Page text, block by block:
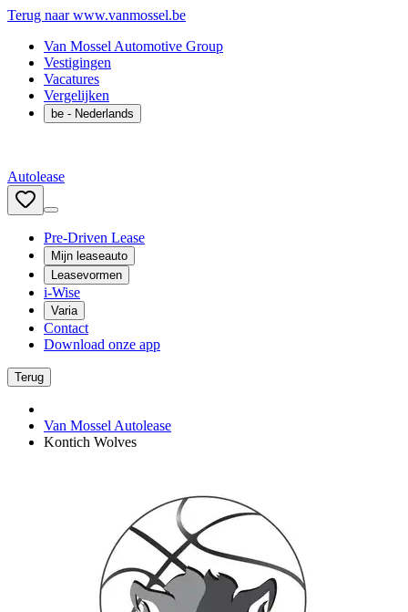
Terug naar www.vanmossel.be
Van Mossel Automotive Group
Vestigingen
Vacatures
Vergelijken
be - Nederlands
Autolease
Pre-Driven Lease
Mijn leaseauto
Leasevormen
i-Wise
Varia
Contact
Download onze app
Terug
Van Mossel Autolease
Kontich Wolves